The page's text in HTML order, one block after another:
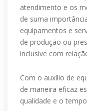
atendimento e os
de suma
equipamentos e
de produção ou
inclusive com
Com o auxílio de
de maneira eficaz
qualidade e o